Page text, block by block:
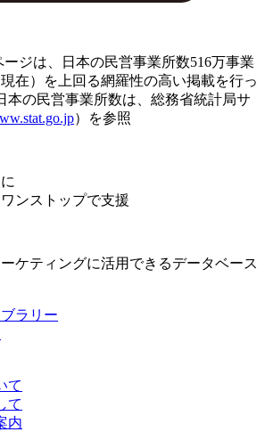
ジは、日本の民営事業所数516万事業
現在）を上回る網羅性の高い掲載を行っ
本の民営事業所数は、総務省統計局サ
）を参照
ンストップで支援
ケティングに活用できるデータベース
て
て
内